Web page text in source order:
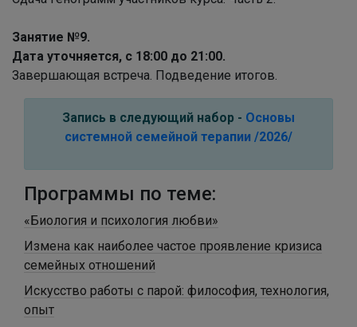
Занятие №9.
Дата уточняется, с 18:00 до 21:00.
Завершающая встреча. Подведение итогов.
Запись в следующий набор - Основы
системной семейной терапии /2026/
Программы по теме:
«Биология и психология любви»
Измена как наиболее частое проявление кризиса
семейных отношений
Искусство работы с парой: философия, технология,
опыт